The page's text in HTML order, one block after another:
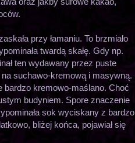
przy łamaniu. To brzmiało
twardą skałę. Gdy np.
ten wydawany przez puste
na suchawo-kremową i masywną.
bardzo kremowo-maślano. Choć
budyniem. Spore znaczenie
sok wyciskany z bardzo
bliżej końca, pojawiał się